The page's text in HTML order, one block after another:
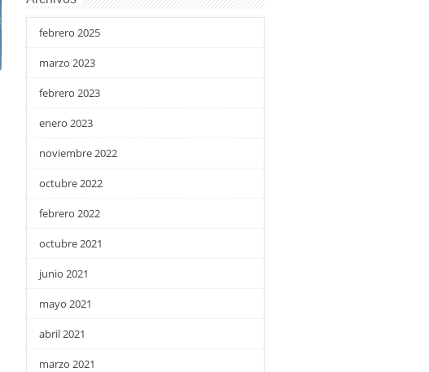
febrero 2025
marzo 2023
febrero 2023
enero 2023
noviembre 2022
octubre 2022
febrero 2022
octubre 2021
junio 2021
mayo 2021
abril 2021
marzo 2021